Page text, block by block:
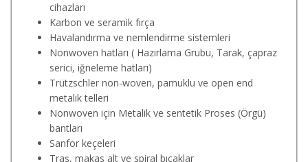
cihazları
Karbon ve seramik fırça
Havalandırma ve nemlendirme sistemleri
Nonwoven hatları ( Hazırlama Grubu, Tarak, çapraz
serici, iğneleme hatları)
Trützschler non-woven, pamuklu ve open end
metalik telleri
Nonwoven için Metalik ve sentetik Proses (Örgü)
bantları
Sanfor keçeleri
Traş, makas alt ve spiral bıçaklar